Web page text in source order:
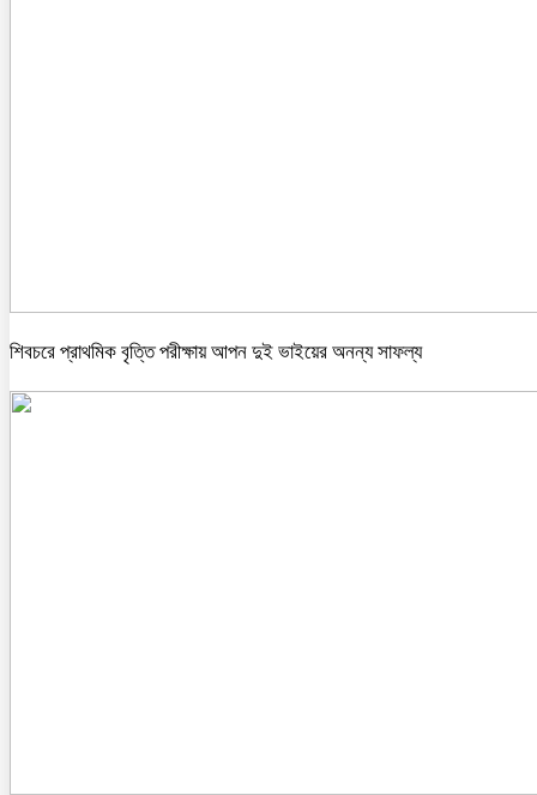
শিবচরে প্রাথমিক বৃত্তি পরীক্ষায় আপন দুই ভাইয়ের অনন্য সাফল্য